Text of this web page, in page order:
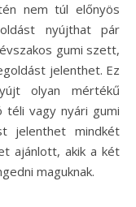
nem túl előnyös
nyújthat pár
gumi szett,
jelenthet. Ez
olyan mértékű
téli vagy nyári gumi
jelenthet mindkét
ajánlott, akik a két
maguknak.